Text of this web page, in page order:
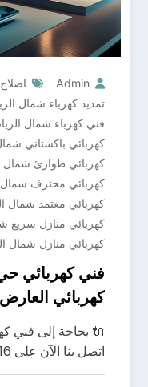
Admin
تمديد كهرباء شمال
فني كهرباء شمال
كهربائي باكستاني
كهربائي طوارئ شمال
كهربائي محترف شمال
كهربائي معتمد شمال
كهربائي منازل سريع
كهربائي منازل شمال
فني كهربائي
كهربائي العارض 0558619216
🔌 بحاجة إلى فني
اتصل بنا الآن على 0558619216 !…